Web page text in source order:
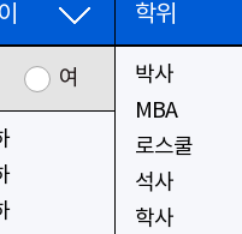
여
학위
박사
MBA
로스쿨
석사
학사